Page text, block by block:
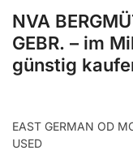
NVA
GEBR. – im
günstig
EAST GERMAN OD
USED